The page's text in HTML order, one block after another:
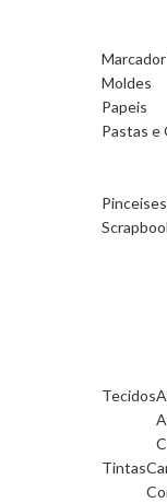
Moldes
Papeis
Pastas e
Pinceis
Tecidos
Tintas